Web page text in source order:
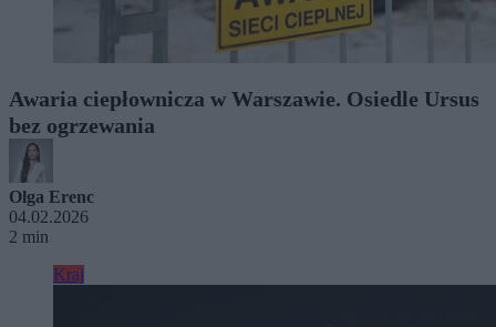
Awaria ciepłownicza w Warszawie. Osiedle Ursus
bez ogrzewania
Olga Erenc
04.02.2026
2 min
Kraj